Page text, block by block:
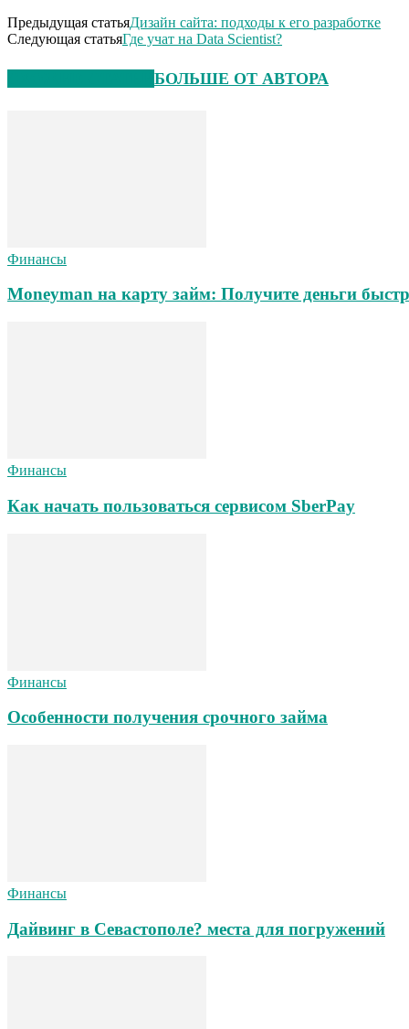
Предыдущая статьяДизайн сайта: подходы к его разработке
Следующая статьяГде учат на Data Scientist?
БОЛЬШЕ ОТ АВТОРА
Финансы
Moneyman на карту займ: Получите деньги
Финансы
Как начать пользоваться сервисом SberPay
Финансы
Особенности получения срочного займа
Финансы
Дайвинг в Севастополе? места для погружений